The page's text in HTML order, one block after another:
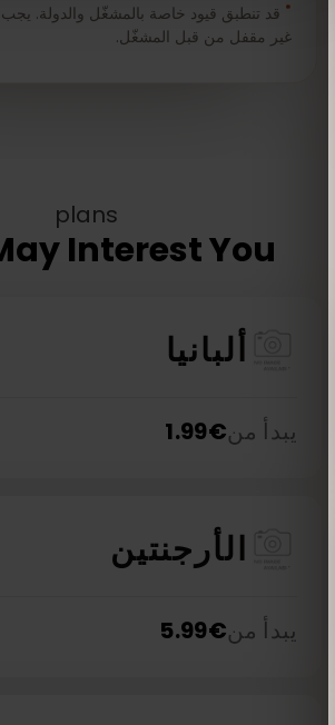
قد تنطبق قيود خاصة بالمشغّل والدولة. يجب
غير مقفل من قبل المشغّل.
plans
Interest You
ألبانيا
يبدأ من€
1.99
الأرجنتين
يبدأ من€
5.99